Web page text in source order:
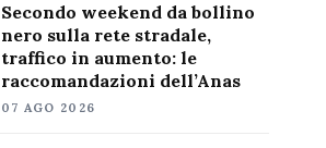
Secondo weekend da bollino
nero sulla rete stradale,
traffico in aumento: le
raccomandazioni dell’Anas
07 AGO 2026